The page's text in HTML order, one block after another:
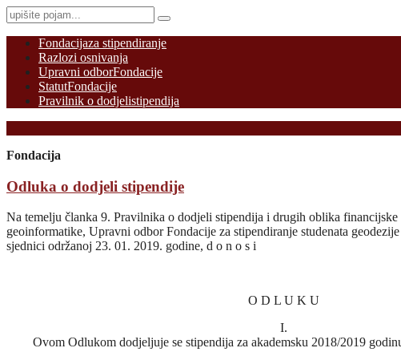
Fondacijaza stipendiranje
Razlozi osnivanja
Upravni odborFondacije
StatutFondacije
Pravilnik o dodjelistipendija
Fondacija
Odluka o dodjeli stipendije
Na temelju članka 9. Pravilnika o dodjeli stipendija i drugih oblika financijske
geoinformatike, Upravni odbor Fondacije za stipendiranje studenata
sjednici održanoj 23. 01. 2019. godine, d o n o s i
O D L U K U
I.
Ovom Odlukom dodjeljuje se stipendija za akademsku 2018/2019